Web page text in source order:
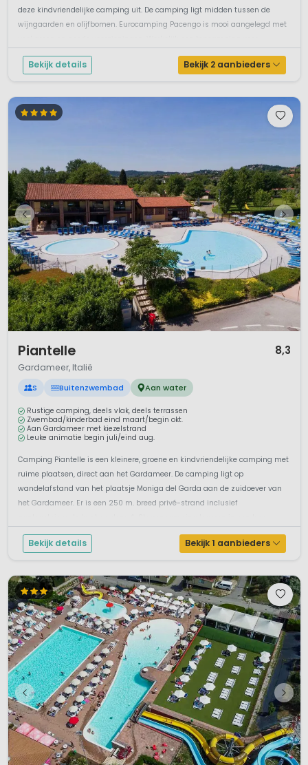
deze kindvriendelijke camping uit. De camping ligt midden tussen de
wijngaarden en olijfbomen. Eurocamping Pacengo is mooi aangelegd met
Bekijk details Bekijk 2 aanbieders
Piantelle 8,3
Gardameer, Italië
S Buitenzwembad Aan water
Rustige camping, deels vlak, deels terrassen
Zwembad/kinderbad eind maart/begin okt.
Aan Gardameer met kiezelstrand
Leuke animatie begin juli/eind aug.
Camping Piantelle is een kleinere, groene en kindvriendelijke camping met
ruime plaatsen, direct aan het Gardameer. De camping ligt op
wandelafstand van het plaatsje Moniga del Garda aan de zuidoever van
het Gardameer. Er is een 250 m. breed privé-strand inclusief
stacaravan...
Bekijk details Bekijk 1 aanbieders